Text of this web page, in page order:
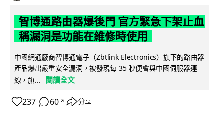
智博通路由器爆後門 官方緊急下架止血
稱漏洞是功能在維修時使用
中國網通廠商智博通電子（Zbtlink Electronics）旗下的路由器
產品爆出嚴重安全漏洞，被發現每 35 秒便會與中國伺服器連
線，旗...
閱讀全文
237 60 ↗ 分享